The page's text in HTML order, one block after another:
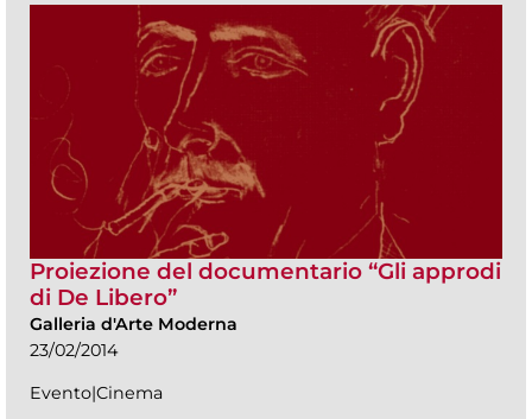
Proiezione del documentario “Gli approdi
di De Libero”
Galleria d'Arte Moderna
23/02/2014
Evento|Cinema